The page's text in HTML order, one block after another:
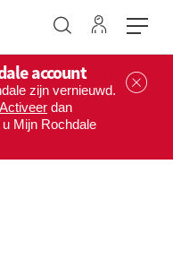
Ga naar
account
zijn vernieuwd.
Activeer dan
Mijn Rochdale